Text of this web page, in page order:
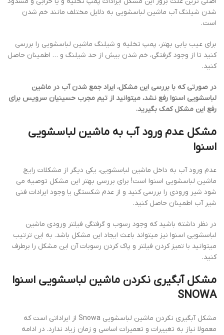
شدن شیلنگ آب ماشین لباسشویی به دلایل مختلف مانند خم شدن
است.
برای عیب یابی بهتر، پمپ تخلیه و شیلنگ ماشین لباسشویی را بررسی
کنید تا از وجود گرفتگی، خم شدن بیش از حد شیلنگ و … اطمینان حاصل
کنید.
در صورتی که با بررسی این مشکل، ایراد جمع شدن آب در ماشین
لباسشویی اسنوا رفع نشد، میتوانید از تیم مجرب حسینیان سرویس برای
رفع این مشکل کمک بگیرید.
مشکل عدم ورود آب به ماشین لباسشویی
اسنوا
عدم ورود آب به داخل ماشین لباسشویی، یکی دیگر از مشکلات رایج
ماشین لباسشویی اسنوا است! برای بررسی بهتر این مشکل توصیه می
شود شیر ورودی را بررسی کنید و از عدم شکستگی یا وجود ایرادات فنی
شیر آب اطمینان حاصل کنید.
در نظر داشته باشید که وجود رسوب و گرفتگی فیلتر ورودی ماشین
لباسشویی اسنوا نیز میتواند باعث ایجاد این مشکل باشد. به این ترتیب
میتوانید با تمیز کردن فیلتر و پاک کردن رسوبات آن این مشکل را برطرف
کنید.
مشکل آبگیری نکردن ماشین لباسشویی اسنوا
SNOWA
مشکل آبگیری نکردن ماشین لباسشویی Snowa از ایراداتی است که
معمولا نیاز به تغییرات و تعمیرات اساسی و زمان زیاد ندارد. در ادامه